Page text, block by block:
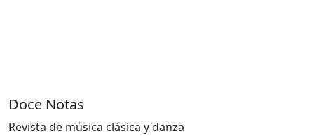
Doce Notas
Revista de música clásica y danza